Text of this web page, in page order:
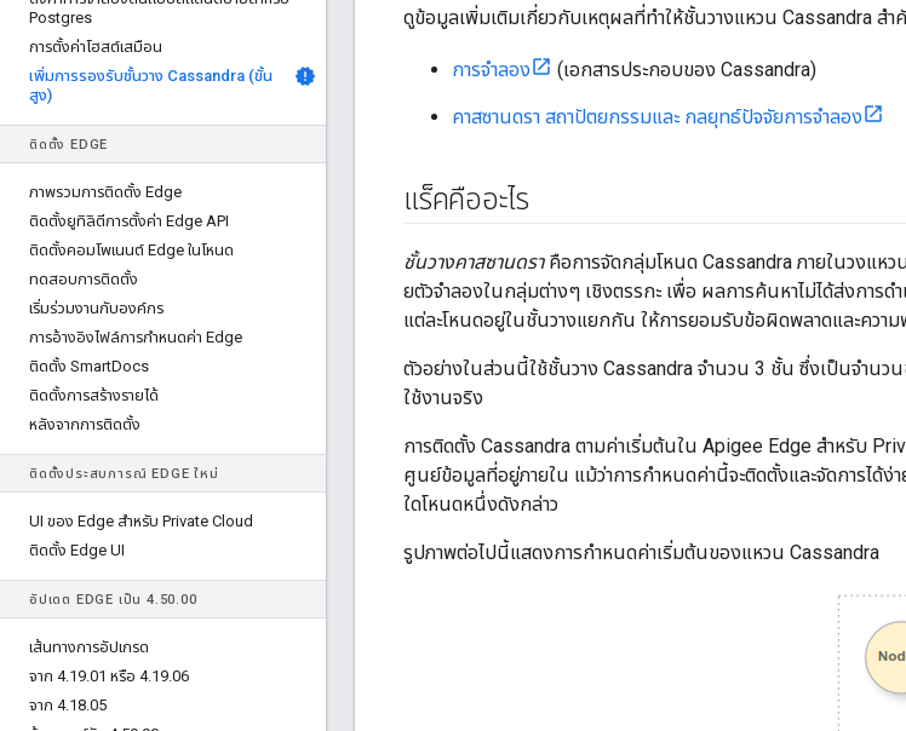
Postgres
การตั้งค่าโฮสต์เสมือน
เพิ่มการรองรับชั้นวาง Cassandra (ขั้น
สูง)
ติดตั้ง EDGE
ภาพรวมการติดตั้ง Edge
ติดตั้งยูทิลิตีการตั้งค่า Edge API
ติดตั้งคอมโพเนนต์ Edge ในโหนด
ทดสอบการติดตั้ง
เริ่มร่วมงานกับองค์กร
การอ้างอิงไฟล์การกําหนดค่า Edge
ติดตั้ง SmartDocs
ติดตั้งการสร้างรายได้
หลังจากการติดตั้ง
ติดตั้งประสบการณ์ EDGE ใหม่
UI ของ Edge สําหรับ Private Cloud
ติดตั้ง Edge UI
อัปเดต EDGE เป็น 4. 50.00
เส้นทางการอัปเกรด
จาก 4.19.01 หรือ 4.19.06
จาก 4.18.05
ดูข้อมูลเพิ่มเติมเกี่ยวกับเหตุผลที่ทำให้ชั้นวางแหวน Cassandra
การจำลอง (เอกสารประกอบของ Cassandra)
คาสซานดรา สถาปัตยกรรมและ กลยุทธ์ปัจจัยการจำลอง
แร็คคืออะไร
ชั้นวางคาสซานดราคือการจัดกลุ่มโหนด Cassandra ภายในวงแหว
ยตัวจำลองในกลุ่มต่างๆ เชิงตรรกะ เพื่อ ผลการค้นหาไม่ได้ส่งการด
แต่ละโหนดอยู่ในชั้นวางแยกกัน ให้การยอมรับข้อผิดพลาดและควา
ตัวอย่างในส่วนนี้ใช้ชั้นวาง Cassandra จำนวน 3 ชั้น ซึ่งเป็นจำน
ใช้งานจริง
การติดตั้ง Cassandra ตามค่าเริ่มต้นใน Apigee Edge สำหรับ
ศูนย์ข้อมูลที่อยู่ภายใน แม้ว่าการกำหนดค่านี้จะติดตั้งและจัดการได้ง่
ใดโหนดหนึ่งดังกล่าว
รูปภาพต่อไปนี้แสดงการกำหนดค่าเริ่มต้นของแหวน Cassandra